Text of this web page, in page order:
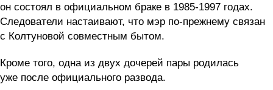
он состоял в официальном браке в 1985-1997 годах.
Следователи настаивают, что мэр по-прежнему связан
с Колтуновой совместным бытом.
Кроме того, одна из двух дочерей пары родилась
уже после официального развода.